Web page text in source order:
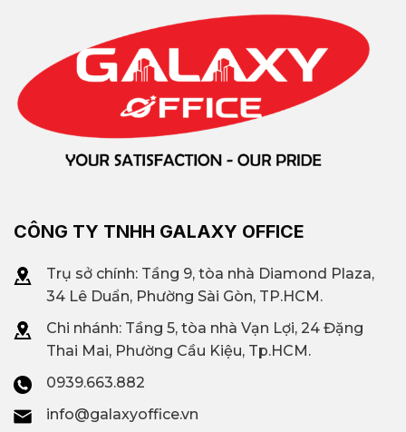
CÔNG TY TNHH GALAXY OFFICE
Trụ sở chính: Tầng 9, tòa nhà Diamond Plaza,
34 Lê Duẩn, Phường Sài Gòn, TP.HCM.
Chi nhánh: Tầng 5, tòa nhà Vạn Lợi, 24 Đặng
Thai Mai, Phường Cầu Kiệu, Tp.HCM.
0939.663.882
info@galaxyoffice.vn